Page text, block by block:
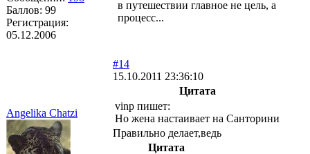
Баллов: 99
Регистрация:
05.12.2006
в путешествии главное не цель, а
процесс...
Angelika Chatzi
#14
15.10.2011 23:36:10
Цитата
vinp пишет:
Но жена настаивает на Санторини
Правильно делает,ведь
Цитата